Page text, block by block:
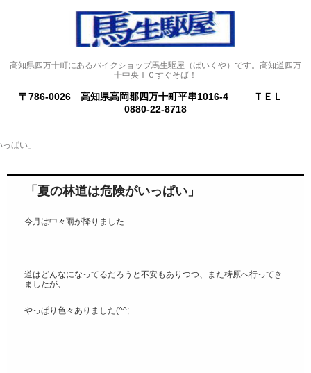
高知県四万十町にあるバイクショップ馬生駆屋（ばいくや）です。高知道四万
十中央ＩＣすぐそば！
〒786-0026 高知県高岡郡四万十町平串1016-4
ＴＥＬ
0880-22-8718
ぱい」
「夏の林道は危険がいっぱい」
今月は中々雨が降りました
道はどんなになってるだろうと不安もありつつ、また梼原へ行ってき
ましたが、
やっぱり色々ありました(^^;